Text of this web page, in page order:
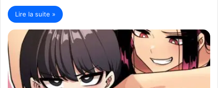
Lire la suite »